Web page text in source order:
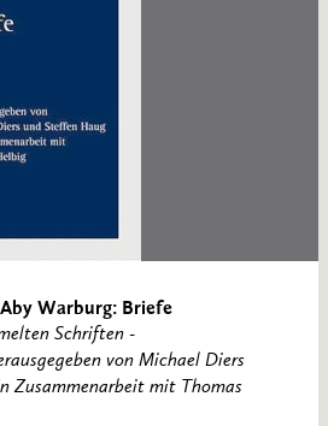
Warburg: Briefe
Schriften -
von Michael Diers
Zusammenarbeit mit Thomas